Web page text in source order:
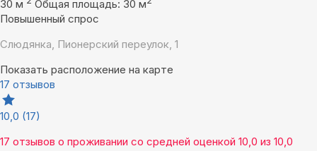
30 м Общая площадь: 30 м
Повышенный спрос
Слюдянка, Пионерский переулок, 1
Показать расположение на карте
17 отзывов
10,0 (17)
17 отзывов о проживании со средней оценкой 10,0 из 10,0